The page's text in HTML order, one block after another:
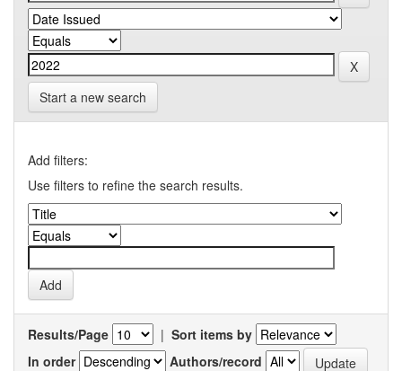
Start a new search
Add filters:
Use filters to refine the search results.
Results/Page | Sort items by
In order
Authors/record